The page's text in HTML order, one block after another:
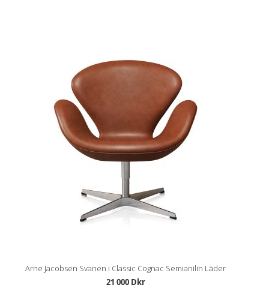
Arne Jacobsen Svanen i Classic Cognac Semianilin Läder
21 000 Dkr